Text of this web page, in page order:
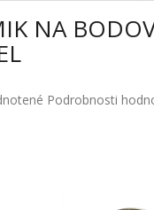
NA
Podrobnosti